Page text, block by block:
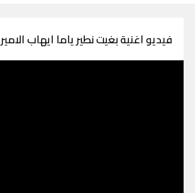
فيديو اغنية بغيت نطير ياما ايهاب الامير